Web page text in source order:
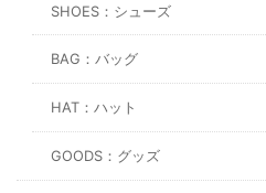
SHOES：シューズ
BAG：バッグ
HAT：ハット
GOODS：グッズ